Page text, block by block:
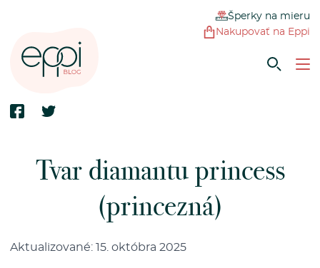
Šperky na mieru
Nakupovať na Eppi
Tvar diamantu princess
(princezná)
Aktualizované: 15. októbra 2025